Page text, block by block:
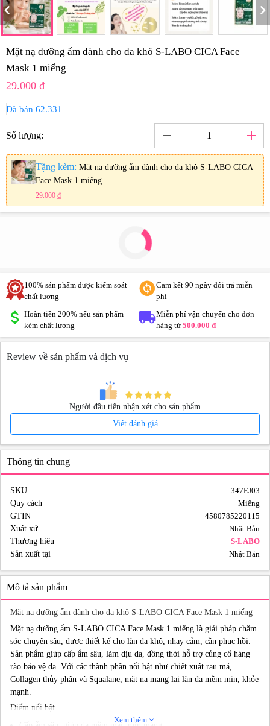
Mặt nạ dưỡng ẩm dành cho da khô S-LABO CICA Face
Mask 1 miếng
29.000 ₫
Đã bán 62.331
Số lượng: remove add
Tặng kèm: Mặt nạ dưỡng ẩm dành cho da khô S-LABO CICA
Face Mask 1 miếng
29.000 ₫
100% sản phẩm được kiểm soát
chất lượng
Cam kết 90 ngày đổi trả miễn
phí
Hoàn tiền 200% nếu sản phẩm
kém chất lượng
Miễn phí vận chuyển cho đơn
hàng từ500.000 đ
Review về sản phẩm và dịch vụ
Người đầu tiên nhận xét cho sản phẩm
Viết đánh giá
Thông tin chung
SKU
347EJ03
Quy cách
Miếng
GTIN
4580785220115
Xuất xứ
Nhật Bản
Thương hiệu
S-LABO
Sản xuất tại
Nhật Bản
Mô tả sản phẩm
Mặt nạ dưỡng ẩm dành cho da khô S-LABO CICA Face Mask 1 miếng
Mặt nạ dưỡng ẩm S-LABO CICA Face Mask 1 miếng là giải pháp chăm
sóc chuyên sâu, được thiết kế cho làn da khô, nhạy cảm, cần phục hồi.
Sản phẩm giúp cấp ẩm sâu, làm dịu da, đồng thời hỗ trợ củng cố hàng
rào bảo vệ da. Với các thành phần nổi bật như chiết xuất rau má,
Collagen thủy phân và Squalane, mặt nạ mang lại làn da mềm mịn, khỏe
mạnh.
Điểm nổi bật
Xem thêm expand_more